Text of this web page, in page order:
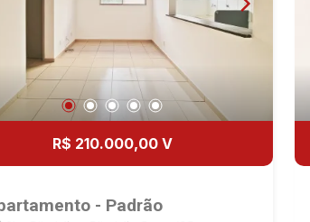
R$ 210.000,00 V
- Padrão